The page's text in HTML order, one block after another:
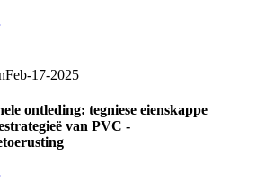
Feb-17-2025
ontleding: tegniese eienskappe
van PVC -